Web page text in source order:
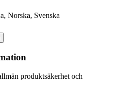
Norska, Svenska
produktsäkerhet och